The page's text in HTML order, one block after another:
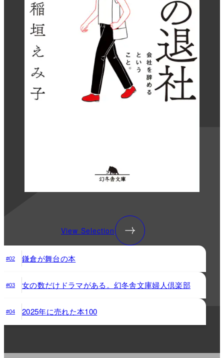
View Selection
#02 鎌倉が舞台の本
#03 女の数だけドラマがある。幻冬舎文庫婦人倶楽部
#04 2025年に売れた本100